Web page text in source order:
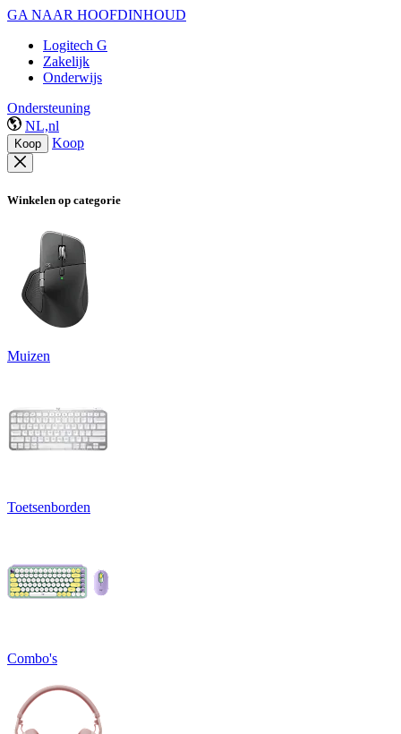
GA NAAR HOOFDINHOUD
Logitech G
Zakelijk
Onderwijs
Ondersteuning
NL,nl
Koop Koop
Winkelen op categorie
Muizen
Toetsenborden
Combo's